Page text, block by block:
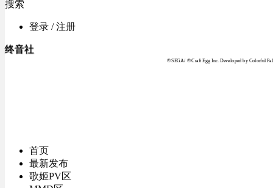
搜索
登录 / 注册
终音社
© SEGA / © Craft Egg Inc. Developed by Colorful
首页
最新发布
歌姬PV区